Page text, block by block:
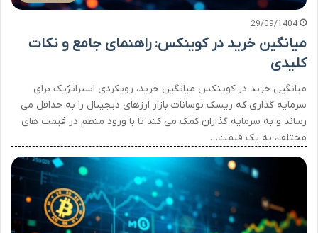
29/09/1404
میانگین خرید در کوینکس: راهنمای جامع و نکات
کلیدی
میانگین خرید در کوینکس میانگین خرید، رویکردی استراتژیک برای
سرمایه گذاری که ریسک نوسانات بازار ارزهای دیجیتال را به حداقل می
رساند و به سرمایه گذاران کمک می کند تا با ورود منظم در قیمت های
مختلف، به یک قیمت…